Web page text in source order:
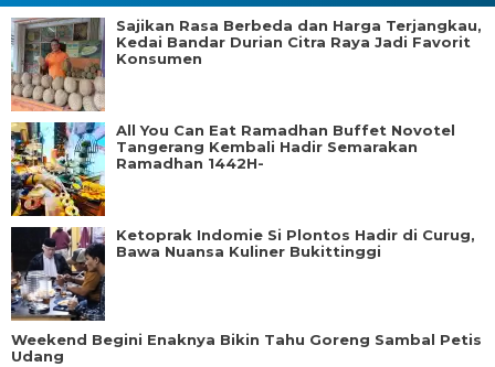
Sajikan Rasa Berbeda dan Harga Terjangkau,
Kedai Bandar Durian Citra Raya Jadi Favorit
Konsumen
All You Can Eat Ramadhan Buffet Novotel
Tangerang Kembali Hadir Semarakan
Ramadhan 1442H-
Ketoprak Indomie Si Plontos Hadir di Curug,
Bawa Nuansa Kuliner Bukittinggi
Weekend Begini Enaknya Bikin Tahu Goreng Sambal Petis
Udang